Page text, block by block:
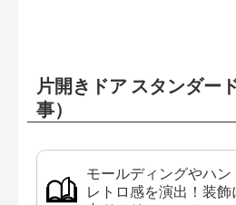
片開きドア スタンダー
事）
モールディングやハ
レトロ感を演出！装